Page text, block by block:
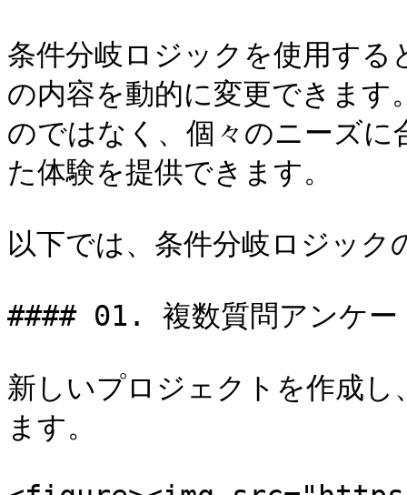
条件分岐ロジックを使用す
の内容を動的に変更できま
のではなく、個々のニーズ
た体験を提供できます。
以下では、条件分岐ロジッ
#### 01. 複数質問アンケー
新しいプロジェクトを作成
ます。